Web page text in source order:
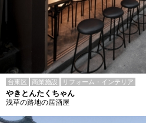
台東区 商業施設 リフォーム・インテリア
やきとんたくちゃん
浅草の路地の居酒屋